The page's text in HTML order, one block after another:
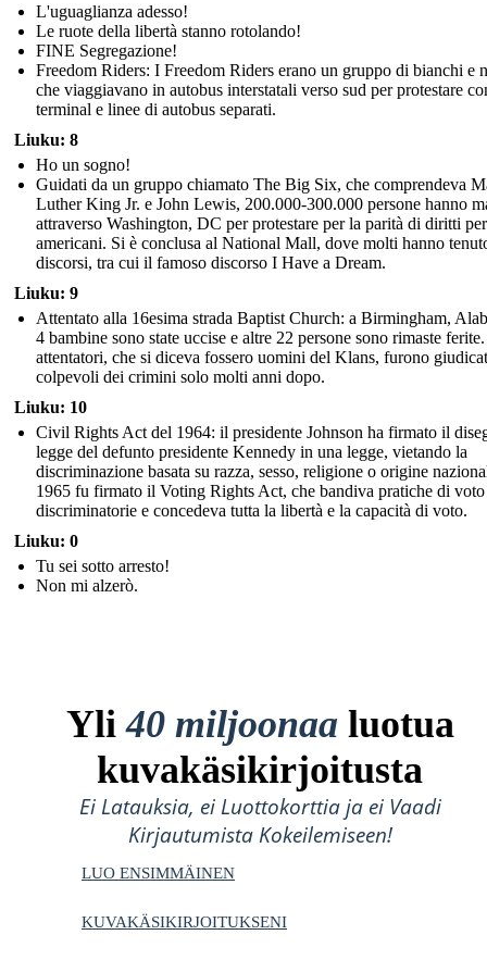
L'uguaglianza adesso!
Le ruote della libertà stanno rotolando!
FINE Segregazione!
Freedom Riders: I Freedom Riders erano un gruppo di bianchi e
che viaggiavano in autobus interstatali verso sud per protestare
terminal e linee di autobus separati.
Liuku: 8
Ho un sogno!
Guidati da un gruppo chiamato The Big Six, che comprendeva
Luther King Jr. e John Lewis, 200.000-300.000 persone hanno
attraverso Washington, DC per protestare per la parità di diritti
americani. Si è conclusa al National Mall, dove molti hanno
discorsi, tra cui il famoso discorso I Have a Dream.
Liuku: 9
Attentato alla 16esima strada Baptist Church: a Birmingham,
4 bambine sono state uccise e altre 22 persone sono rimaste
attentatori, che si diceva fossero uomini del Klans, furono
colpevoli dei crimini solo molti anni dopo.
Liuku: 10
Civil Rights Act del 1964: il presidente Johnson ha firmato il
legge del defunto presidente Kennedy in una legge, vietando la
discriminazione basata su razza, sesso, religione o origine
1965 fu firmato il Voting Rights Act, che bandiva pratiche di voto
discriminatorie e concedeva tutta la libertà e la capacità di voto.
Liuku: 0
Tu sei sotto arresto!
Non mi alzerò.
Yli40 miljoonaa luotua
kuvakäsikirjoitusta
Ei Latauksia, ei Luottokorttia ja ei Vaadi
Kirjautumista Kokeilemiseen!
LUO ENSIMMÄINEN
KUVAKÄSIKIRJOITUKSENI